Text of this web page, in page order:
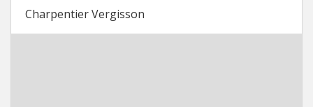
Charpentier Vergisson